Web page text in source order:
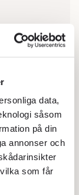
data,
såsom
på din
annonser och
som får
sin
på grund
boken